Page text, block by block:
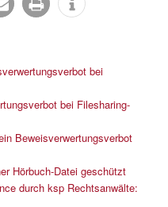
bei
bei Filesharing-
Beweisverwertungsverbot
Hörbuch-Datei geschützt
durch ksp Rechtsanwälte: